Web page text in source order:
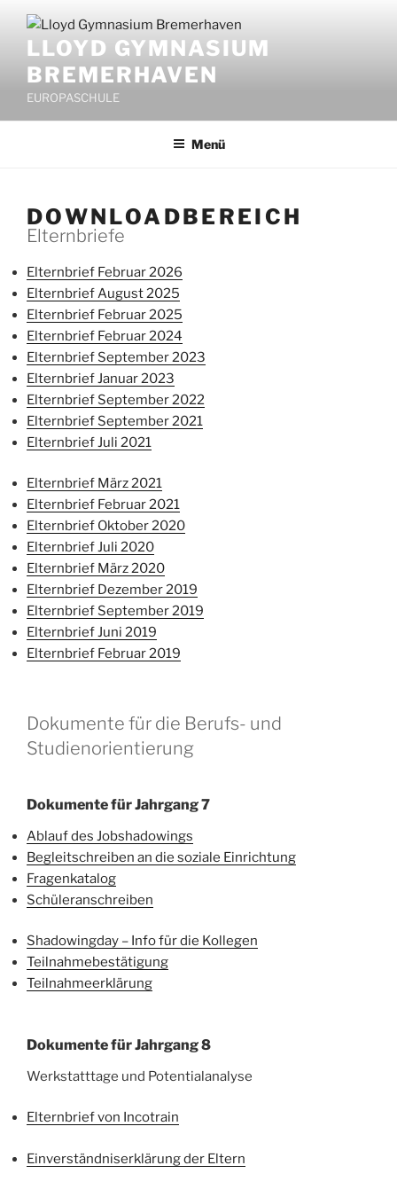
Inhalt
springenLLOYD GYMNASIUM
BREMERHAVEN
EUROPASCHULE
Menü
DOWNLOADBEREICH
Elternbriefe
Elternbrief Februar 2026
Elternbrief August 2025
Elternbrief Februar 2025
Elternbrief Februar 2024
Elternbrief September 2023
Elternbrief Januar 2023
Elternbrief September 2022
Elternbrief September 2021
Elternbrief Juli 2021
Elternbrief März 2021
Elternbrief Februar 2021
Elternbrief Oktober 2020
Elternbrief Juli 2020
Elternbrief März 2020
Elternbrief Dezember 2019
Elternbrief September 2019
Elternbrief Juni 2019
Elternbrief Februar 2019
Dokumente für die Berufs- und
Studienorientierung
Dokumente für Jahrgang 7
Ablauf des Jobshadowings
Begleitschreiben an die soziale Einrichtung
Fragenkatalog
Schüleranschreiben
Shadowingday – Info für die Kollegen
Teilnahmebestätigung
Teilnahmeerklärung
Dokumente für Jahrgang 8
Werkstatttage und Potentialanalyse
Elternbrief von Incotrain
Einverständniserklärung der Eltern